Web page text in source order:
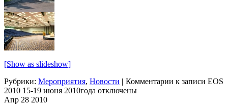
[Show as slideshow]
Рубрики: Мероприятия, Новости | Комментарии к записи EOS
2010 15-19 июня 2010года отключены
Апр 28 2010